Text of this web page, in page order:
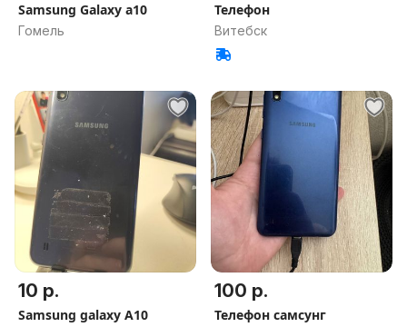
Samsung Galaxy a10
Гомель
Телефон
Витебск
10 р.
Samsung galaxy A10
100 р.
Телефон самсунг